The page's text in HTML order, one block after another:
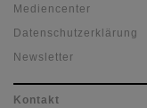
Mediencenter
Datenschutzerklärung
Newsletter
Kontakt